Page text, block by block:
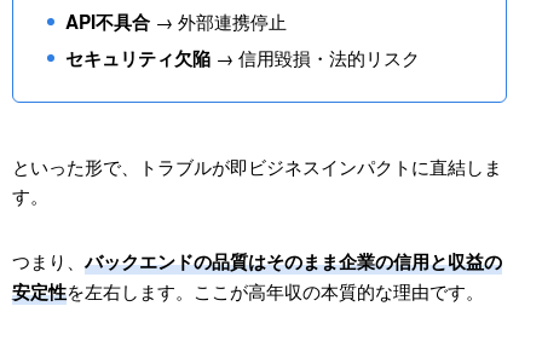
API不具合 → 外部連携停止
セキュリティ欠陥 → 信用毀損・法的リスク
といった形で、トラブルが即ビジネスインパクトに直結しま
す。
つまり、バックエンドの品質はそのまま企業の信用と収益の
安定性を左右します。ここが高年収の本質的な理由です。